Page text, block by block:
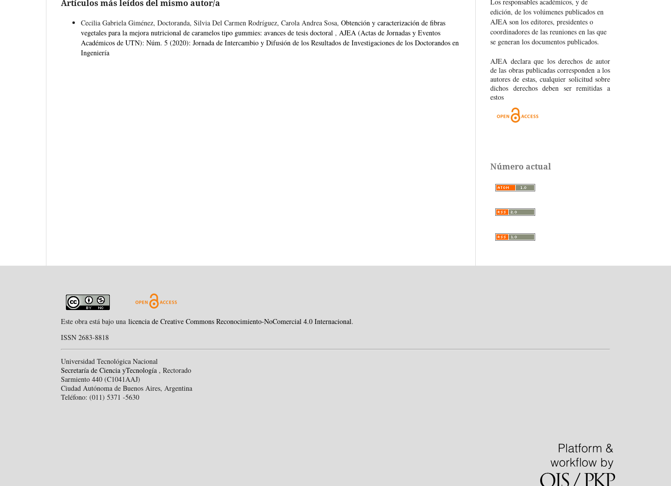
Artículos más leídos del mismo autor/a
Cecilia Gabriela Giménez, Doctoranda, Silvia Del Carmen Rodríguez, Carola Andrea Sosa, Obtención y caracterización de fibras
vegetales para la mejora nutricional de caramelos tipo gummies: avances de tesis doctoral , AJEA (Actas de Jornadas y Eventos
Académicos de UTN): Núm. 5 (2020): Jornada de Intercambio y Difusión de los Resultados de Investigaciones de los Doctorandos en
Ingeniería
edición, de los volúmenes publicados en
AJEA son los editores, presidentes o
coordinadores de las reuniones en las que
se generan los documentos publicados.
AJEA declara que los derechos de autor
de las obras publicadas corresponden a los
autores de estas, cualquier solicitud sobre
dichos derechos deben ser remitidas a
estos
Número actual
Este obra está bajo una licencia de Creative Commons Reconocimiento-NoComercial 4.0 Internacional.
ISSN 2683-8818
Universidad Tecnológica Nacional
Secretaría de Ciencia yTecnología , Rectorado
Sarmiento 440 (C1041AAJ)
Ciudad Autónoma de Buenos Aires, Argentina
Teléfono: (011) 5371 -5630